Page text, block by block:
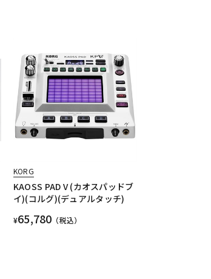
KORG
KAOSS PAD V (カオスパッドブ
イ)(コルグ)(デュアルタッチ)
¥65,780 （税込）